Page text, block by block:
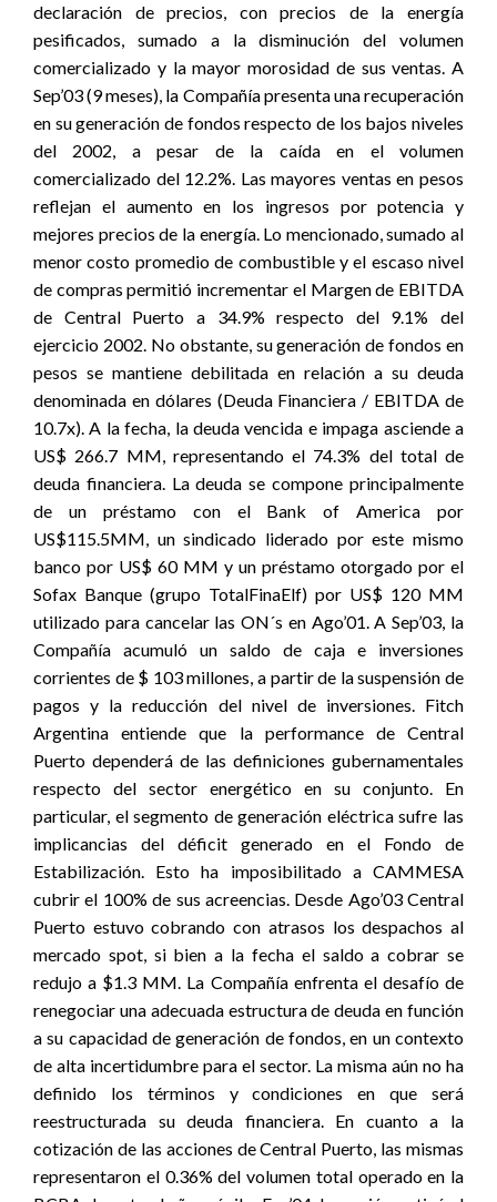
declaración de precios, con precios de la energía
pesificados, sumado a la disminución del volumen
comercializado y la mayor morosidad de sus ventas. A
Sep’03 (9 meses), la Compañía presenta una recuperación
en su generación de fondos respecto de los bajos niveles
del 2002, a pesar de la caída en el volumen
comercializado del 12.2%. Las mayores ventas en pesos
reflejan el aumento en los ingresos por potencia y
mejores precios de la energía. Lo mencionado, sumado al
menor costo promedio de combustible y el escaso nivel
de compras permitió incrementar el Margen de EBITDA
de Central Puerto a 34.9% respecto del 9.1% del
ejercicio 2002. No obstante, su generación de fondos en
pesos se mantiene debilitada en relación a su deuda
denominada en dólares (Deuda Financiera / EBITDA de
10.7x). A la fecha, la deuda vencida e impaga asciende a
US$ 266.7 MM, representando el 74.3% del total de
deuda financiera. La deuda se compone principalmente
de un préstamo con el Bank of America por
US$115.5MM, un sindicado liderado por este mismo
banco por US$ 60 MM y un préstamo otorgado por el
Sofax Banque (grupo TotalFinaElf) por US$ 120 MM
utilizado para cancelar las ON´s en Ago’01. A Sep’03, la
Compañía acumuló un saldo de caja e inversiones
corrientes de $ 103 millones, a partir de la suspensión de
pagos y la reducción del nivel de inversiones. Fitch
Argentina entiende que la performance de Central
Puerto dependerá de las definiciones gubernamentales
respecto del sector energético en su conjunto. En
particular, el segmento de generación eléctrica sufre las
implicancias del déficit generado en el Fondo de
Estabilización. Esto ha imposibilitado a CAMMESA
cubrir el 100% de sus acreencias. Desde Ago’03 Central
Puerto estuvo cobrando con atrasos los despachos al
mercado spot, si bien a la fecha el saldo a cobrar se
redujo a $1.3 MM. La Compañía enfrenta el desafío de
renegociar una adecuada estructura de deuda en función
a su capacidad de generación de fondos, en un contexto
de alta incertidumbre para el sector. La misma aún no ha
definido los términos y condiciones en que será
reestructurada su deuda financiera. En cuanto a la
cotización de las acciones de Central Puerto, las mismas
representaron el 0.36% del volumen total operado en la